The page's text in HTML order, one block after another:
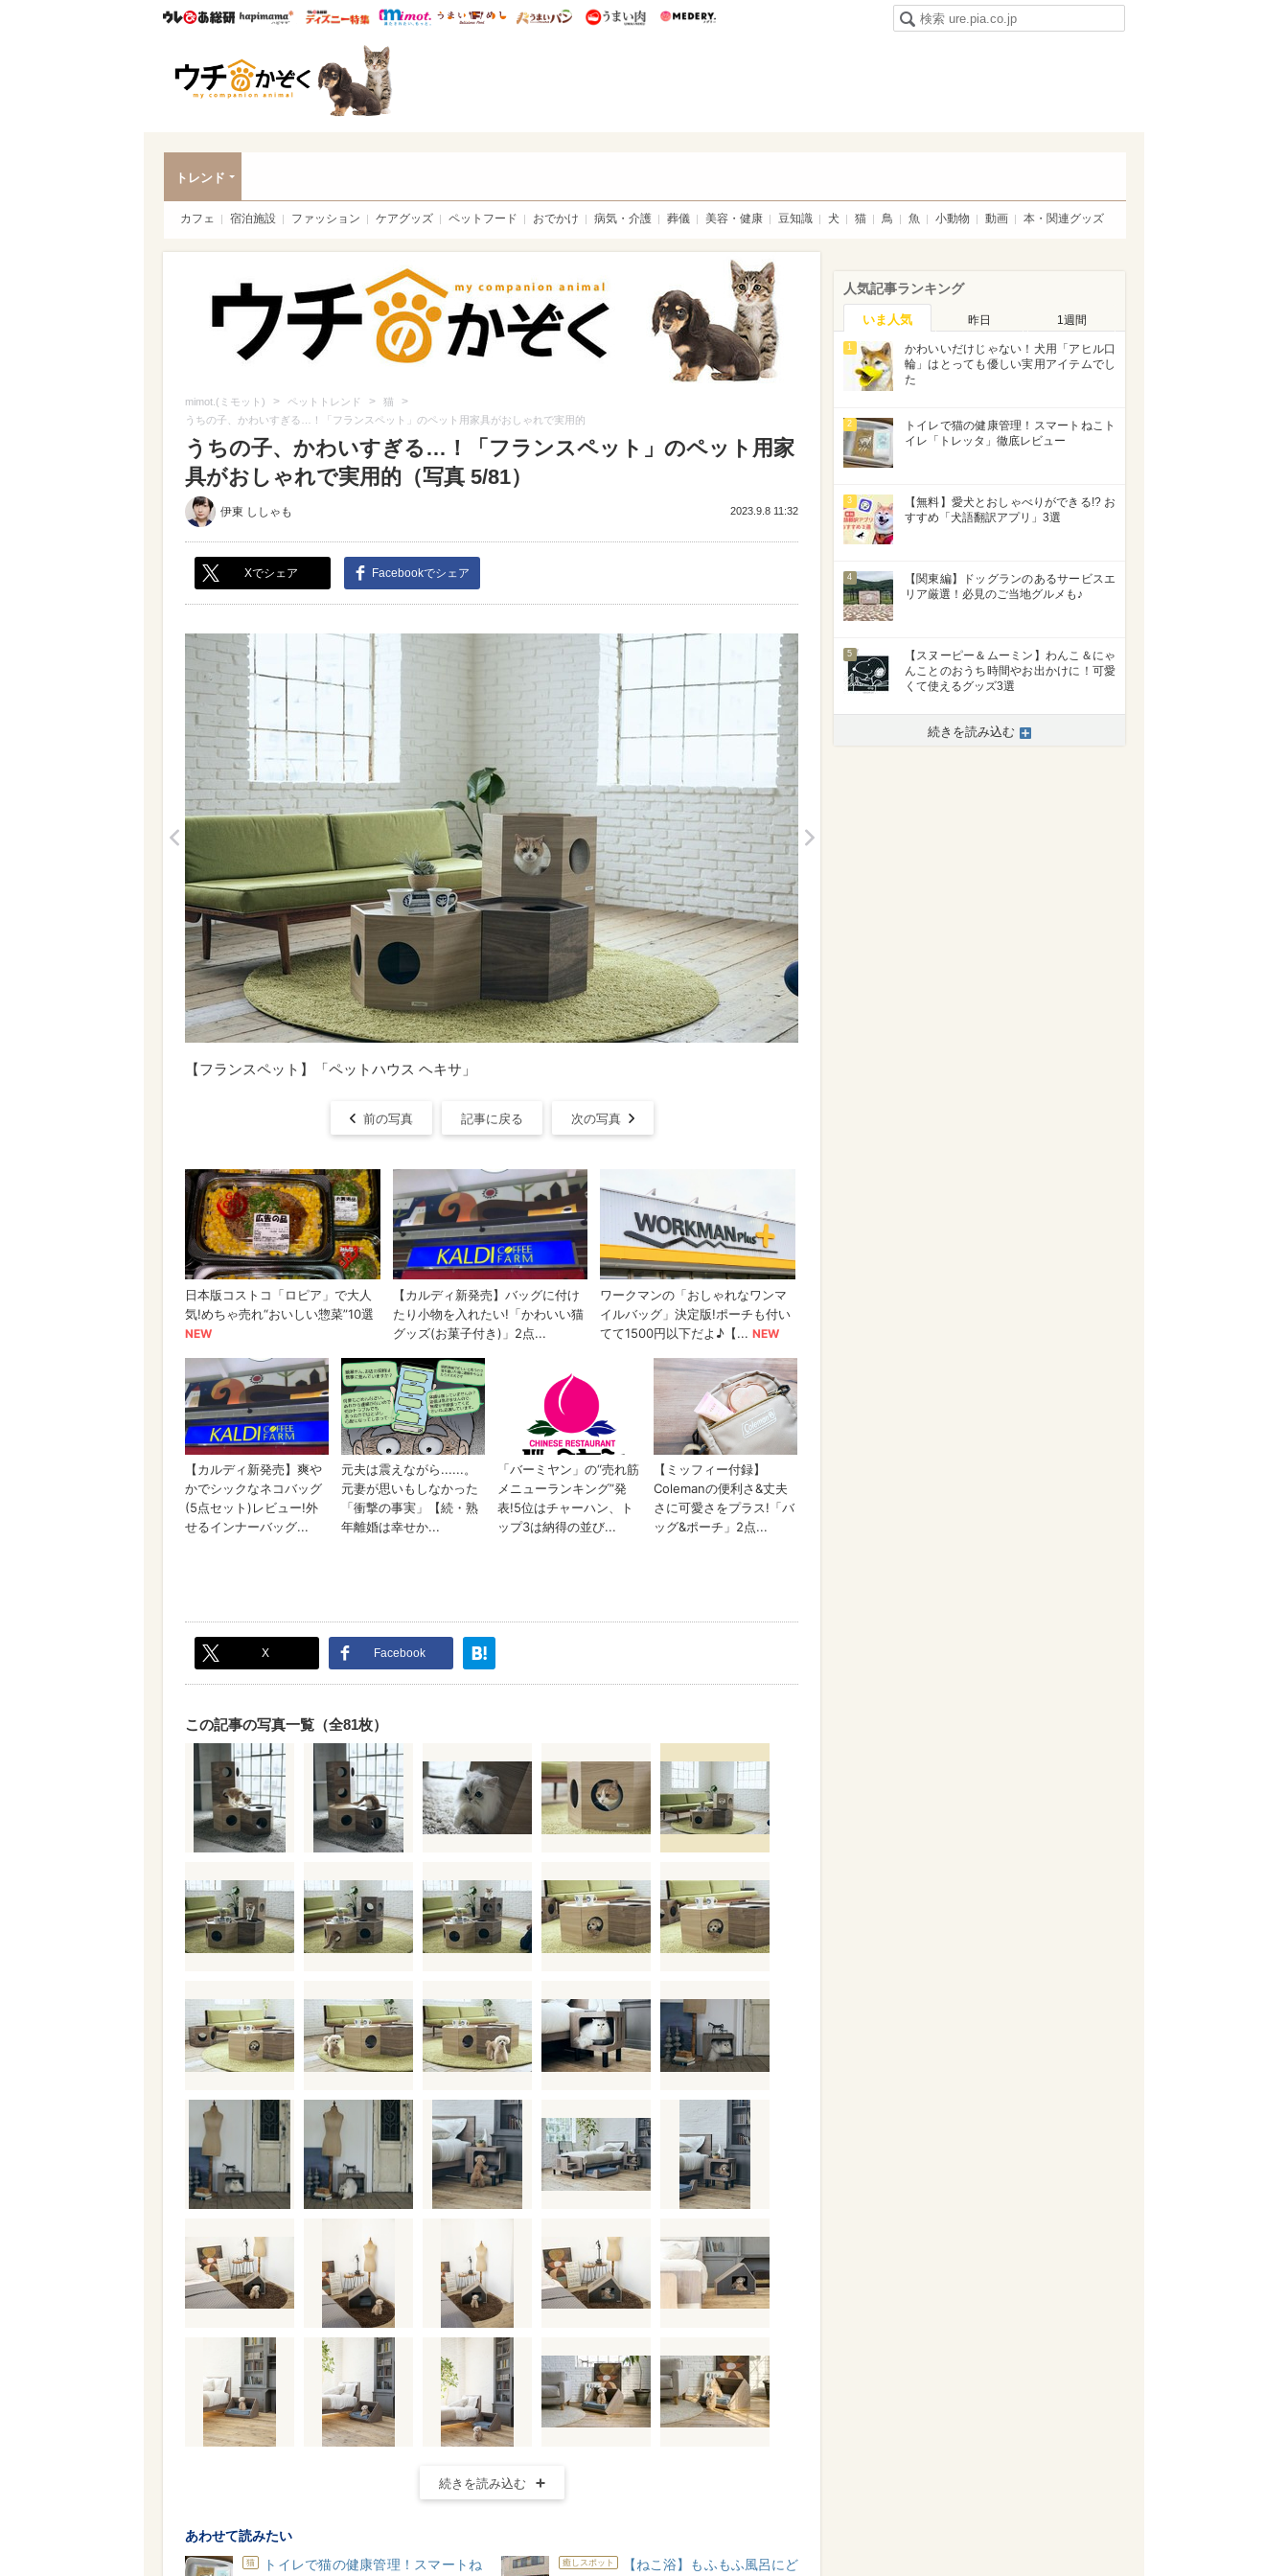
ウレぴあ総研ハピママ* ウレぴあ総研 ディズニー特集
mimot. うまいめし うまいパン うまい肉
トレンド
カフェ 宿泊施設 ファッション ケアグッズ ペットフード おでかけ 病気・介護 葬儀 美容・健康 豆知識 犬 猫 鳥 魚 小動物 動画 本・関連グッズ
mimot.(ミモット) > ペットトレンド > 猫 >
うちの子、かわいすぎる…！「フランスペット」のペット用家具がおしゃれで実用的
うちの子、かわいすぎる…！「フランスペット」のペット用家
具がおしゃれで実用的（写真 5/81）
伊東 ししゃも 2023.9.8 11:32
Xでシェア Facebookでシェア
【フランスペット】「ペットハウス ヘキサ」
前の写真 記事に戻る 次の写真
X Facebook
この記事の写真一覧（全81枚）
続きを読み込む
あわせて読みたい
猫
トイレで猫の健康管理！スマートね
癒しスポット
【ねこ浴】もふもふ風呂にど
人気記事ランキング
いま人気 昨日 1週間
1
かわいいだけじゃない！犬用「アヒル口
輪」はとっても優しい実用アイテムでし
た
2
トイレで猫の健康管理！スマートねこト
イレ「トレッタ」徹底レビュー
3
【無料】愛犬とおしゃべりができる!? お
すすめ「犬語翻訳アプリ」3選
4
【関東編】ドッグランのあるサービスエ
リア厳選！必見のご当地グルメも♪
5
【スヌーピー＆ムーミン】わんこ＆にゃ
んことのおうち時間やお出かけに！可愛
くて使えるグッズ3選
続きを読み込む